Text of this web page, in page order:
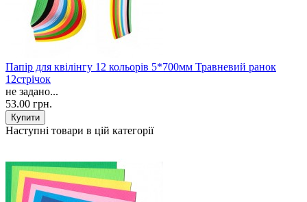
Папір для квілінгу 12 кольорів 5*700мм Травневий ранок
12стрічок
не задано...
53.00 грн.
Наступні товари в цій категорії